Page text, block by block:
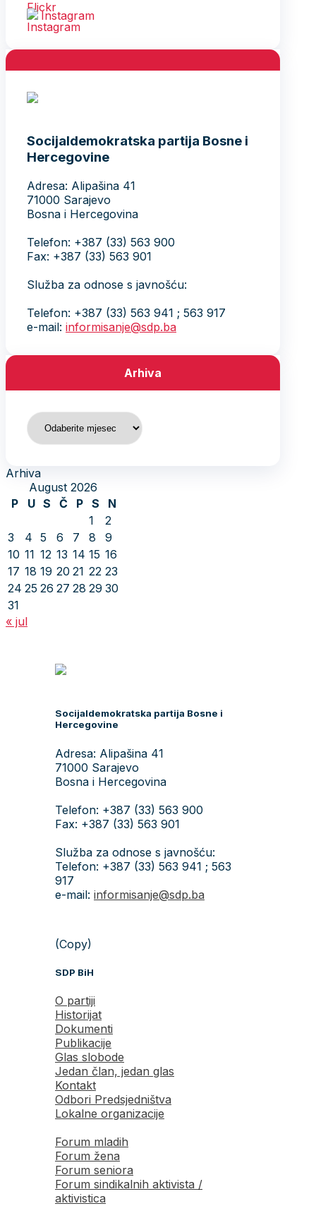
Instagram
Socijaldemokratska partija Bosne i
Hercegovine
Adresa: Alipašina 41
71000 Sarajevo
Bosna i Hercegovina
Telefon: +387 (33) 563 900
Fax: +387 (33) 563 901
Služba za odnose s javnošću:
Telefon: +387 (33) 563 941 ; 563 917
e-mail: informisanje@sdp.ba
Arhiva
Arhiva
Arhiva
August 2026
P
U S Č P S
N
1
2
3
4 5 6 7 8
9
10 11 12 13 14 15 16
17 18 19 20 21 22 23
24 25 26 27 28 29 30
31
« jul
Socijaldemokratska partija Bosne i
Hercegovine
Adresa: Alipašina 41
71000 Sarajevo
Bosna i Hercegovina
Telefon: +387 (33) 563 900
Fax: +387 (33) 563 901
Služba za odnose s javnošću:
Telefon: +387 (33) 563 941 ; 563
917
e-mail: informisanje@sdp.ba
(Copy)
SDP BiH
O partiji
Historijat
Dokumenti
Publikacije
Glas slobode
Jedan član, jedan glas
Kontakt
Odbori Predsjedništva
Lokalne organizacije
Forum mladih
Forum žena
Forum seniora
Forum sindikalnih aktivista /
aktivistica